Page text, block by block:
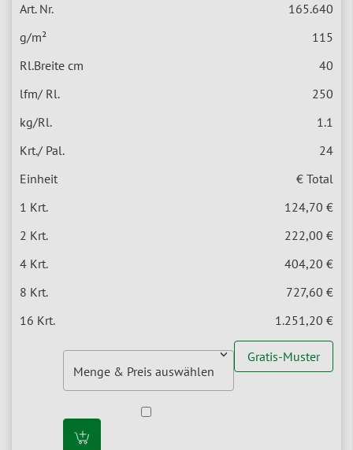
165.640
115
40
250
1.1
24
€ Total
124,70 €
222,00 €
404,20 €
727,60 €
1.251,20 €
Gratis-Muster